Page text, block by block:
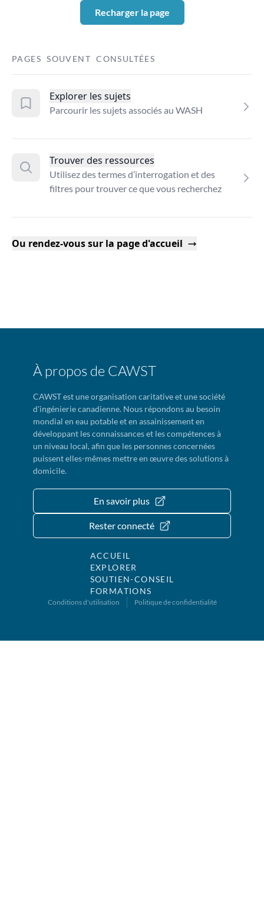
Recharger la page
PAGES SOUVENT CONSULTÉES
Explorer les sujets
Parcourir les sujets associés au WASH
Trouver des ressources
Utilisez des termes d’interrogation et des
filtres pour trouver ce que vous recherchez
Ou rendez-vous sur la page d'accueil
À propos de CAWST
CAWST est une organisation caritative et une société
d'ingénierie canadienne. Nous répondons au besoin
mondial en eau potable et en assainissement en
développant les connaissances et les compétences à
un niveau local, afin que les personnes concernées
puissent elles-mêmes mettre en œuvre des solutions à
domicile.
En savoir plus
Rester connecté
ACCUEIL
EXPLORER
SOUTIEN-CONSEIL
FORMATIONS
Conditions d'utilisation Politique de confidentialité